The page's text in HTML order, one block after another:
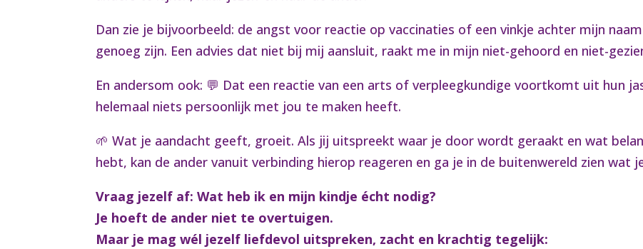
Dan zie je bijvoorbeeld: de angst voor reactie op vaccinaties of een vinkje achter mijn
genoeg zijn. Een advies dat niet bij mij aansluit, raakt me in mijn niet-gehoord en niet-
En andersom ook: 💬 Dat een reactie van een arts of verpleegkundige voortkomt uit hun
helemaal niets persoonlijk met jou te maken heeft.
🌱 Wat je aandacht geeft, groeit. Als jij uitspreekt waar je door wordt geraakt en wat
hebt, kan de ander vanuit verbinding hierop reageren en ga je in de buitenwereld zien wat
Vraag jezelf af: Wat heb ik en mijn kindje écht nodig?
Je hoeft de ander niet te overtuigen.
Maar je mag wél jezelf liefdevol uitspreken, zacht en krachtig tegelijk: